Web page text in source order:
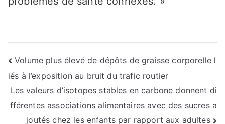
Navigation
de
l’article
Volume plus élevé de dépôts de graisse corporelle l
iés à l’exposition au bruit du trafic routier
Les valeurs d’isotopes stables en carbone donnent di
fférentes associations alimentaires avec des sucres a
joutés chez les enfants par rapport aux adultes